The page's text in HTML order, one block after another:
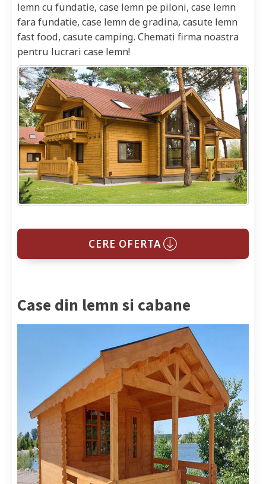
lemn cu fundatie, case lemn pe piloni, case lemn
fara fundatie, case lemn de gradina, casute lemn
fast food, casute camping. Chemati firma noastra
pentru lucrari case lemn!
CERE OFERTA
Case din lemn si cabane